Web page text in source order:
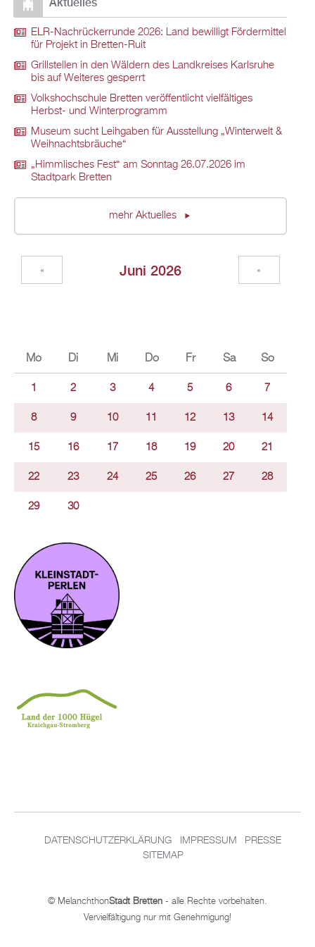
Aktuelles
ELR-Nachrückerrunde 2026: Land bewilligt Fördermittel
für Projekt in Bretten-Ruit
Grillstellen in den Wäldern des Landkreises Karlsruhe
bis auf Weiteres gesperrt
Volkshochschule Bretten veröffentlicht vielfältiges
Herbst- und Winterprogramm
Museum sucht Leihgaben für Ausstellung „Winterwelt &
Weihnachtsbräuche“
„Himmlisches Fest“ am Sonntag 26.07.2026 im
Stadtpark Bretten
mehr Aktuelles
Juni 2026
« »
Mo Di Mi Do Fr Sa So
1 2 3 4 5 6 7
8 9 10 11 12 13 14
15 16 17 18 19 20 21
22 23 24 25 26 27 28
29 30
DATENSCHUTZERKLÄRUNG IMPRESSUM
PRESSE
SITEMAP
© MelanchthonStadt Bretten - alle Rechte vorbehalten.
Vervielfältigung nur mit Genehmigung!